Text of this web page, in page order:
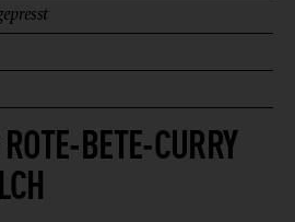
BETE-CURRY